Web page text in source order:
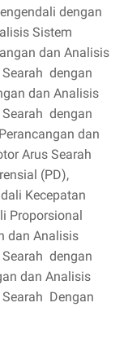
dengan
Sistem
dan Analisis
dengan
dan Analisis
dengan
dan
Arus Searah
(PD),
Kecepatan
Proporsional
dan Analisis
dengan
dan Analisis
Dengan